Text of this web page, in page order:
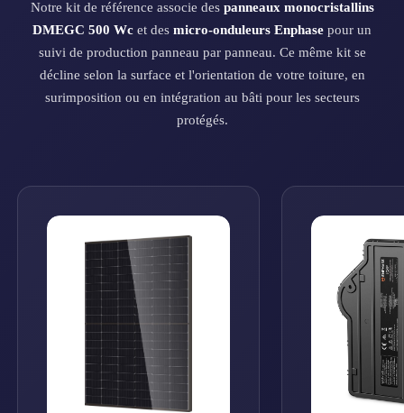
Notre kit de référence associe des panneaux monocristallins
DMEGC 500 Wc et des micro-onduleurs Enphase pour un
suivi de production panneau par panneau. Ce même kit se
décline selon la surface et l'orientation de votre toiture, en
surimposition ou en intégration au bâti pour les secteurs
protégés.